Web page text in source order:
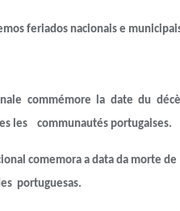
feriados nacionais e
commémore la date du
les communautés portugaises.
comemora a data da morte
portuguesas.